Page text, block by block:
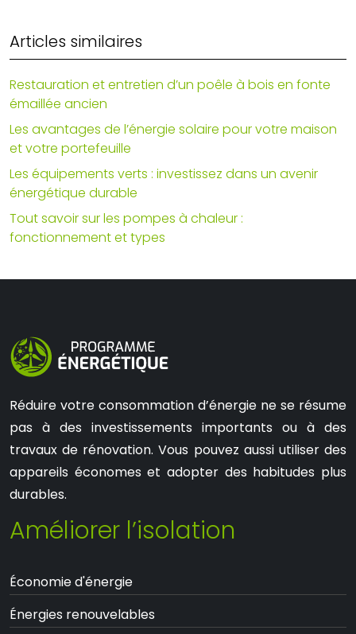
Articles similaires
Restauration et entretien d’un poêle à bois en fonte
émaillée ancien
Les avantages de l’énergie solaire pour votre maison
et votre portefeuille
Les équipements verts : investissez dans un avenir
énergétique durable
Tout savoir sur les pompes à chaleur :
fonctionnement et types
Réduire votre consommation d’énergie ne se résume
pas à des investissements importants ou à des
travaux de rénovation. Vous pouvez aussi utiliser des
appareils économes et adopter des habitudes plus
durables.
Améliorer l’isolation
Économie d'énergie
Énergies renouvelables